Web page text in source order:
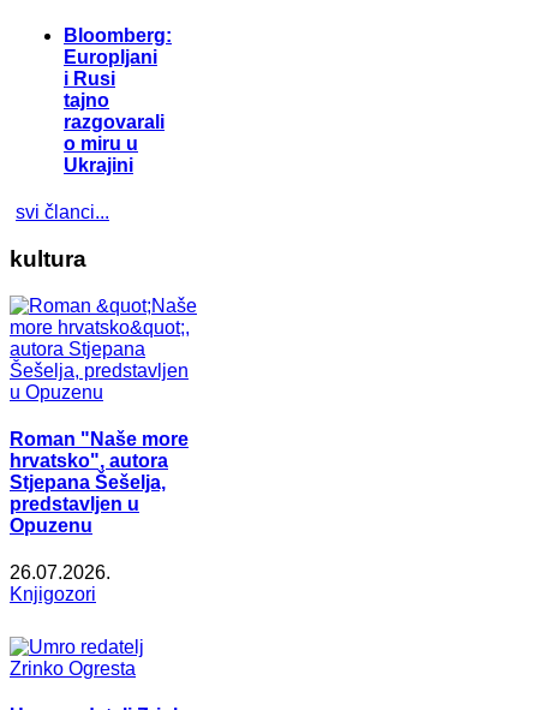
Bloomberg:
Europljani
i Rusi
tajno
razgovarali
o miru u
Ukrajini
svi članci...
kultura
Roman "Naše more
hrvatsko", autora
Stjepana Šešelja,
predstavljen u
Opuzenu
26.07.2026.
Knjigozori